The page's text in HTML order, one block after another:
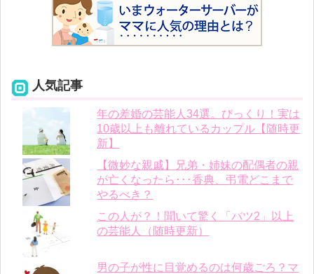
人気記事
年の差婚の芸能人34選。びっくり！実は
10歳以上も離れているカップル【随時更
新】
【微妙な親戚】兄弟・姉妹の配偶者の親
が亡くなったら･･･香典、弔電どこまで
やるべき？
この人が？！聞いて驚く「バツ2」以上
の芸能人（随時更新）
男の子が性に目覚めるのは何歳ごろ？マ